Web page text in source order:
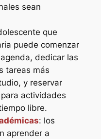
sean
que
puede comenzar
dedicar las
tareas más
y reservar
actividades
libre.
: los
aprender a